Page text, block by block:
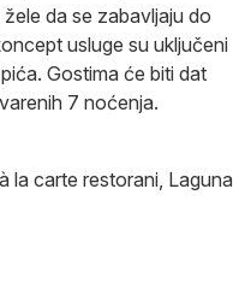
da se zabavljaju do
usluge su uključeni
Gostima će biti dat
7 noćenja.
la carte restorani, Laguna